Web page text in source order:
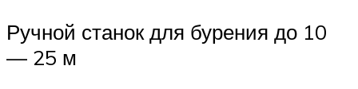
Ручной станок для бурения до 10
— 25 м